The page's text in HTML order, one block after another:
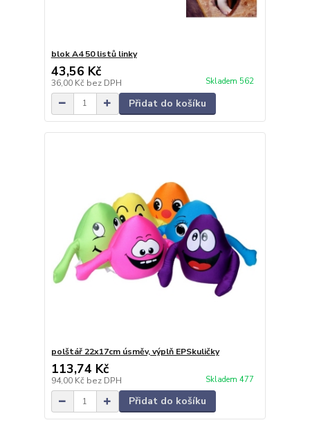
blok A4 50 listů linky
43,56 Kč
36,00 Kč bez DPH Skladem 562
Přidat do košíku
polštář 22x17cm úsměv, výplň EPSkuličky
113,74 Kč
94,00 Kč bez DPH Skladem 477
Přidat do košíku